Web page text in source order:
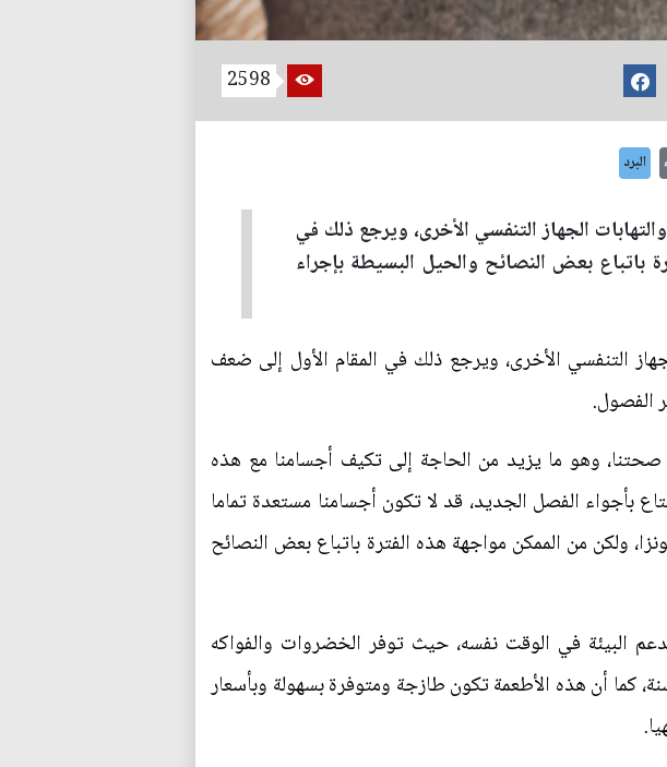
2598
البرد
الجهاز التنفسي الأخرى، ويرجع ذلك في
باتباع بعض النصائح والحيل البسيطة بإجراء
التنفسي الأخرى، ويرجع ذلك في المقام الأول إلى ضعف
الفصول.
وهو ما يزيد من الحاجة إلى تكيف أجسامنا مع هذه
بأجواء الفصل الجديد، قد لا تكون أجسامنا مستعدة تماما
ولكن من الممكن مواجهة هذه الفترة باتباع بعض النصائح
البيئة في الوقت نفسه، حيث توفر الخضروات والفواكه
كما أن هذه الأطعمة تكون طازجة ومتوفرة بسهولة وبأسعار